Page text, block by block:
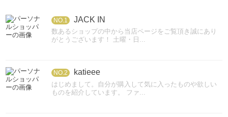
NO.1 JACK IN
数あるショップの中から当店ページをご覧頂き誠にあり
がとうございます！ 土曜・日...
NO.2 katieee
はじめまして。自分が購入して気に入ったものや欲しい
ものを紹介しています。 ファ...